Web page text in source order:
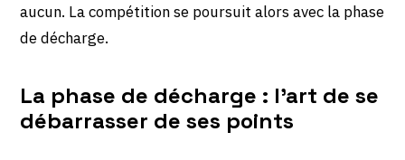
aucun. La compétition se poursuit alors avec la phase
de décharge.
La phase de décharge : l’art de se
débarrasser de ses points